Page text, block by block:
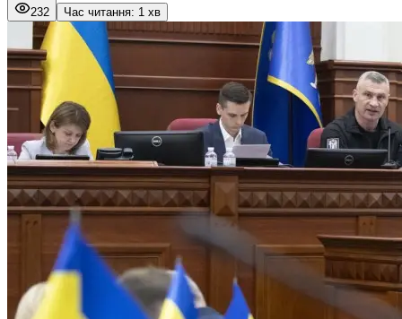
232 Час читання: 1 хв